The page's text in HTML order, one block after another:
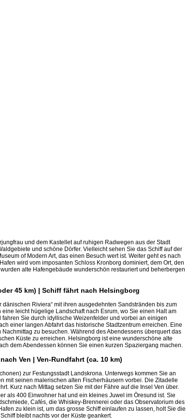
und dem Kastellet auf ruhigen Radwegen aus der Stadt
und schöne Dörfer. Vielleicht sehen Sie das Schiff auf der
of Modern Art, das einen Besuch wert ist. Weiter geht es nach
wird vom imposanten Schloss Kronborg dominiert, dem Ort, den
alte Hafengebäude wunderschön restauriert und beherbergen
45 km) | Schiff fährt nach Helsingborg
Riviera“ mit ihren ausgedehnten Sandstränden bis zum
leicht hügelige Landschaft nach Esrum, wo Sie einen Halt am
Sie durch idyllische Weizenfelder und vorbei an einigen
einer langen Abfahrt das historische Stadtzentrum erreichen. Eine
zu besuchen. Während des Abendessens überquert das
Küste zu erreichen. Helsingborg ist eine wunderschöne alte
dem Abendessen können Sie einen kurzen Spaziergang machen.
Ven | Ven-Rundfahrt (ca. 10 km)
zur Festungsstadt Landskrona. Unterwegs kommen Sie an
mit seinen malerischen alten Fischerhäusern vorbei. Die Zitadelle
Kurz nach Mittag setzen Sie mit der Fähre auf die Insel Ven über.
als 400 Einwohner hat und ein kleines Juwel im Öresund ist. Sie
Cafés, die Whiskey-Brennerei oder das Observatorium des
zu klein ist, um das grosse Schiff einlaufen zu lassen, holt Sie die
bleibt nachts vor der Küste geankert.